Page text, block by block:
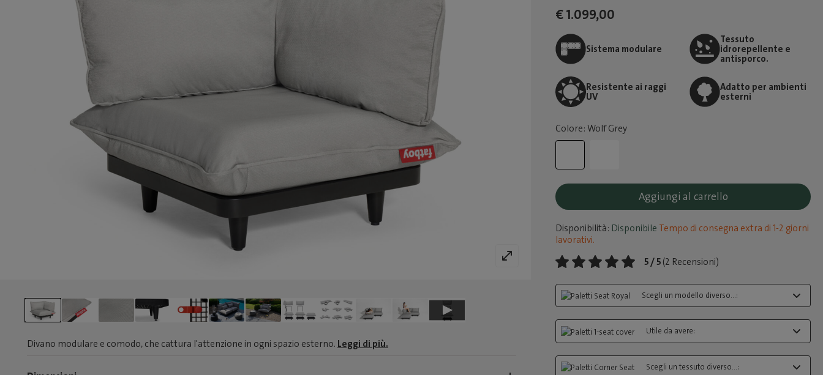
€ 1.099,00
Sistema modulare
Tessuto
idrorepellente e
antisporco.
Resistente ai raggi
UV
Adatto per ambienti
esterni
Colore: Wolf Grey
Aggiungi al carrello
Disponibilità: Disponibile Tempo di consegna extra di 1-2 giorni
lavorativi.
5 / 5 (2 Recensioni)
Scegli un modello diverso...:
Utile da avere:
Scegli un tessuto diverso...:
Divano modulare e comodo, che cattura l'attenzione in ogni spazio esterno. Leggi di più.